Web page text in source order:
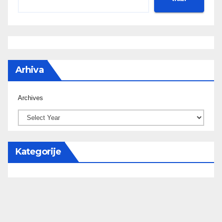
Arhiva
Archives
Kategorije